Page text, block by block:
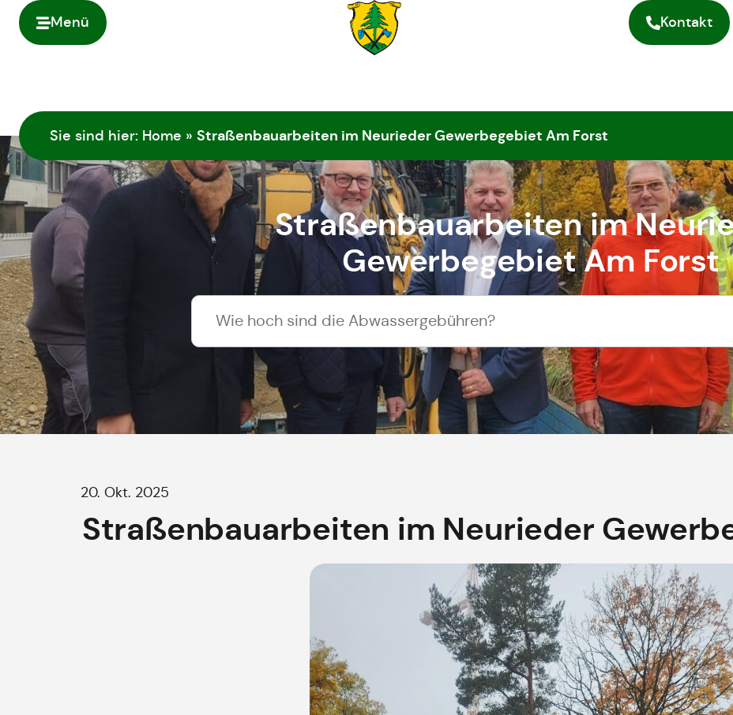
springenMenü Kontakt
Sie sind hier: Home » Straßenbauarbeiten im Neurieder Gewerbegebiet Am Forst
Straßenbauarbeiten im
Gewerbegebiet Am Forst
20. Okt. 2025
Straßenbauarbeiten im Neurieder